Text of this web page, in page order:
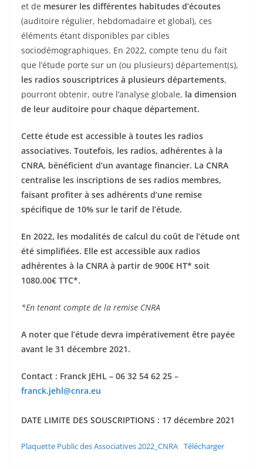
et de mesurer les différentes habitudes d’écoutes
(auditoire régulier, hebdomadaire et global), ces
éléments étant disponibles par cibles
sociodémographiques. En 2022, compte tenu du fait
que l’étude porte sur un (ou plusieurs) département(s),
les radios souscriptrices à plusieurs départements,
pourront obtenir, outre l’analyse globale, la dimension
de leur auditoire pour chaque département.
Cette étude est accessible à toutes les radios
associatives. Toutefois, les radios, adhérentes à la
CNRA, bénéficient d’un avantage financier. La CNRA
centralise les inscriptions de ses radios membres,
faisant profiter à ses adhérents d’une remise
spécifique de 10% sur le tarif de l’étude.
En 2022, les modalités de calcul du coût de l’étude ont
été simplifiées. Elle est accessible aux radios
adhérentes à la CNRA à partir de 900€ HT* soit
1080.00€ TTC*.
*En tenant compte de la remise CNRA
A noter que l’étude devra impérativement être payée
avant le 31 décembre 2021.
Contact : Franck JEHL – 06 32 54 62 25 –
franck.jehl@cnra.eu
DATE LIMITE DES SOUSCRIPTIONS : 17 décembre 2021
Plaquette Public des Associatives 2022_CNRA Télécharger